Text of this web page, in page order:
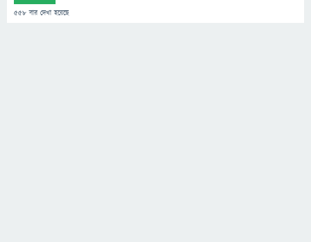
558 বার দেখা হয়েছে